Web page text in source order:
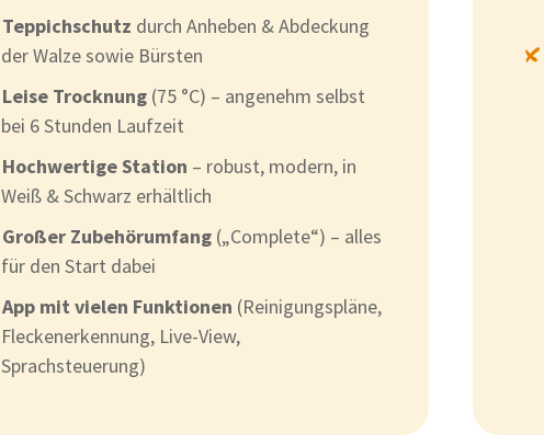
Teppichschutz durch Anheben & Abdeckung
der Walze sowie Bürsten
Leise Trocknung (75 °C) – angenehm selbst
bei 6 Stunden Laufzeit
Hochwertige Station – robust, modern, in
Weiß & Schwarz erhältlich
Großer Zubehörumfang („Complete“) – alles
für den Start dabei
App mit vielen Funktionen (Reinigungspläne,
Fleckenerkennung, Live-View,
Sprachsteuerung)